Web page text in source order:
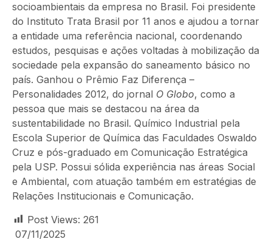
socioambientais da empresa no Brasil. Foi presidente
do Instituto Trata Brasil por 11 anos e ajudou a tornar
a entidade uma referência nacional, coordenando
estudos, pesquisas e ações voltadas à mobilização da
sociedade pela expansão do saneamento básico no
país. Ganhou o Prêmio Faz Diferença –
Personalidades 2012, do jornal O Globo, como a
pessoa que mais se destacou na área da
sustentabilidade no Brasil. Químico Industrial pela
Escola Superior de Química das Faculdades Oswaldo
Cruz e pós-graduado em Comunicação Estratégica
pela USP. Possui sólida experiência nas áreas Social
e Ambiental, com atuação também em estratégias de
Relações Institucionais e Comunicação.
Post Views: 261
07/11/2025